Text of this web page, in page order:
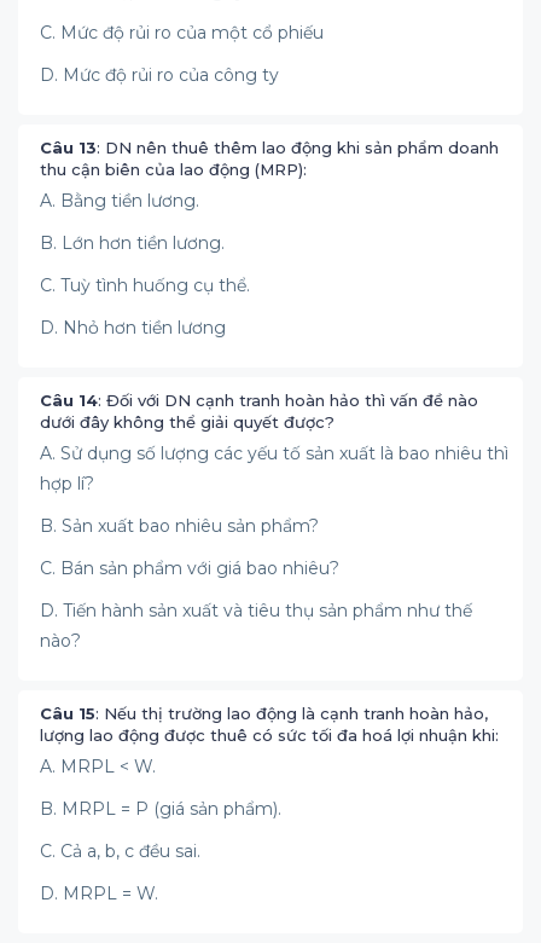
C. Mức độ rủi ro của một cổ phiếu
D. Mức độ rủi ro của công ty
Câu 13: DN nên thuê thêm lao động khi sản phẩm doanh
thu cận biên của lao động (MRP):
A. Bằng tiền lương.
B. Lớn hơn tiền lương.
C. Tuỳ tình huống cụ thể.
D. Nhỏ hơn tiền lương
Câu 14: Đối với DN cạnh tranh hoàn hảo thì vấn đề nào
dưới đây không thể giải quyết được?
A. Sử dụng số lượng các yếu tố sản xuất là bao nhiêu thì
hợp lí?
B. Sản xuất bao nhiêu sản phẩm?
C. Bán sản phẩm với giá bao nhiêu?
D. Tiến hành sản xuất và tiêu thụ sản phẩm như thế
nào?
Câu 15: Nếu thị trường lao động là cạnh tranh hoàn hảo,
lượng lao động được thuê có sức tối đa hoá lợi nhuận khi:
A. MRPL < W.
B. MRPL = P (giá sản phẩm).
C. Cả a, b, c đều sai.
D. MRPL = W.